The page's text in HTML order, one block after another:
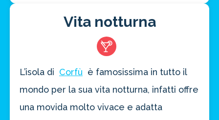
Vita notturna
L’isola di Corfù è famosissima in tutto il
mondo per la sua vita notturna, infatti offre
una movida molto vivace e adatta
Risparmia oltre il 21%!
4 promozioni, 2 omaggi e 1 Novità!
ATTIVA OFFERTA